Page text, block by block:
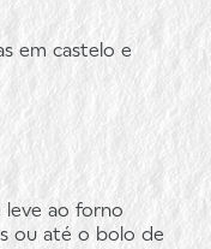
em castelo e
leve ao forno
ou até o bolo de